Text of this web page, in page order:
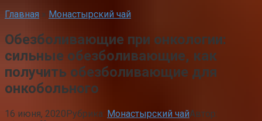
Главная » Монастырский чай
Обезболивающие при онкологии:
сильные обезболивающие, как
получить обезболивающие для
онкобольного
16 июня, 2020Рубрика: Монастырский чайАвтор: